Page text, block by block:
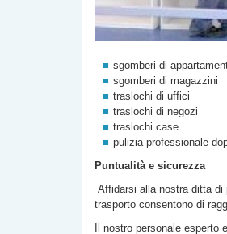
sgomberi di
sgomberi di magazzini
traslochi di uffici
traslochi di negozi
traslochi case
pulizia professionale
Puntualità e sicurezza
Affidarsi alla nostra ditta di
trasporto consentono di
Il nostro personale